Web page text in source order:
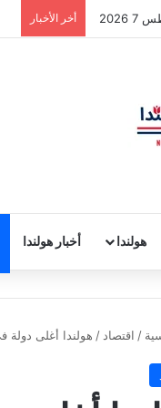
أخر الأخبار
هولندا أخبار هولندا
/ اقتصاد / هولندا أغلى دولة